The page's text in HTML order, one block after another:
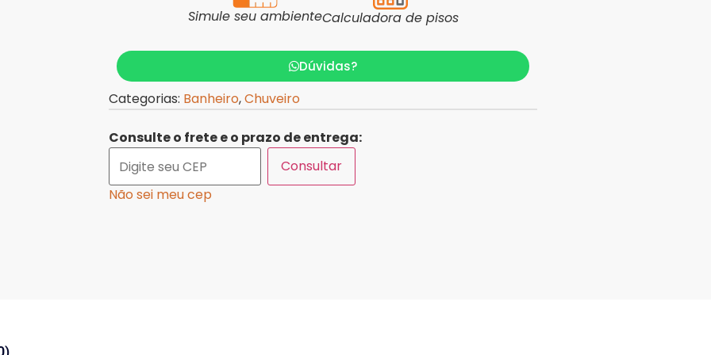
Simule seu ambienteCalculadora de pisos
Dúvidas?
Categorias: Banheiro,Chuveiro
Consulte o frete e o prazo de entrega:
Consultar
Não sei meu cep